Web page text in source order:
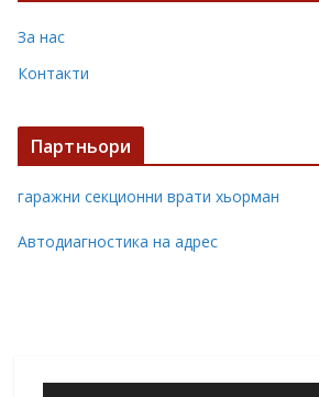
За нас
Контакти
Партньори
гаражни секционни врати хьорман
Автодиагностика на адрес